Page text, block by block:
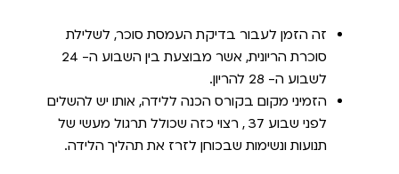
זה הזמן לעבור בדיקת העמסת סוכר, לשלילת
סוכרת הריונית, אשר מבוצעת בין השבוע ה- 24
לשבוע ה- 28 להריון.
הזמיני מקום בקורס הכנה ללידה, אותו יש להשלים
לפני שבוע 37 , רצוי כזה שכולל תרגול מעשי של
תנועות ונשימות שבכוחן לזרז את תהליך הלידה.